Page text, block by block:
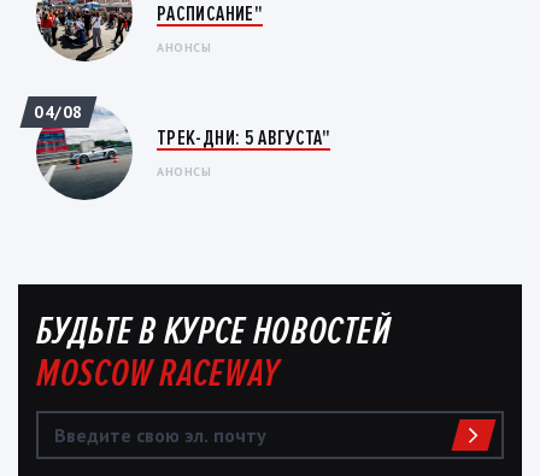
РАСПИСАНИЕ"
АНОНСЫ
ТРЕК-ДНИ: 5 АВГУСТА"
АНОНСЫ
04/08
БУДЬТЕ В КУРСЕ НОВОСТЕЙ
MOSCOW RACEWAY